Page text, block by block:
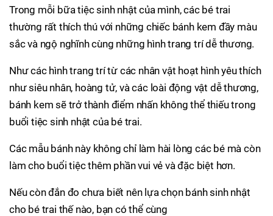
Trong mỗi bữa tiệc sinh nhật của mình, các bé trai
thường rất thích thú với những chiếc bánh kem đầy màu
sắc và ngộ nghĩnh cùng những hình trang trí dễ thương.
Như các hình trang trí từ các nhân vật hoạt hình yêu thích
như siêu nhân, hoàng tử, và các loài động vật dễ thương,
bánh kem sẽ trở thành điểm nhấn không thể thiếu trong
buổi tiệc sinh nhật của bé trai.
Các mẫu bánh này không chỉ làm hài lòng các bé mà còn
làm cho buổi tiệc thêm phần vui vẻ và đặc biệt hơn.
Nếu còn đắn đo chưa biết nên lựa chọn bánh sinh nhật
cho bé trai thế nào, bạn có thể cùng